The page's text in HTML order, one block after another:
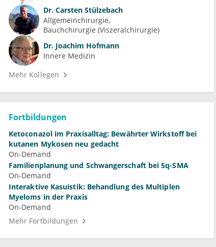
Dr. Carsten Stülzebach
Allgemeinchirurgie
Bauchchirurgie (Viszeralchirurgie)
Dr. Joachim Hofmann
Innere Medizin
Mehr Kollegen
Fortbildungen
Ketoconazol im Praxisalltag: Bewährter Wirkstoff bei
kutanen Mykosen neu gedacht
On-Demand
Familienplanung und Schwangerschaft bei 5q-SMA
On-Demand
Interaktive Kasuistik: Behandlung des Multiplen
Myeloms in der Praxis
On-Demand
Mehr Fortbildungen